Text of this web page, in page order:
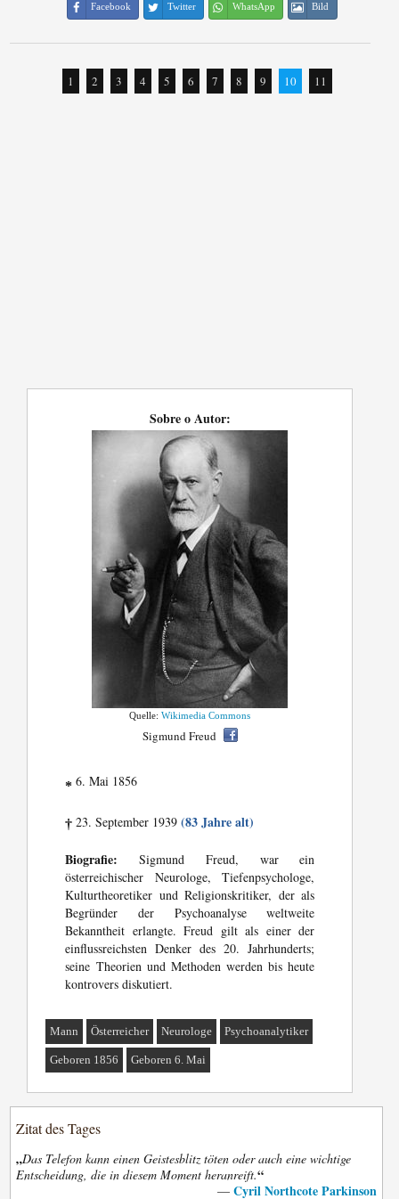
Facebook Twitter WhatsApp Bild
1 2 3 4 5 6 7 8 9 10 11
Sobre o Autor:
Quelle:Wikimedia Commons
Sigmund Freud
* 6. Mai 1856
† 23. September 1939(83 Jahre alt)
Biografie: Sigmund Freud, war ein
österreichischer Neurologe, Tiefenpsychologe,
Kulturtheoretiker und Religionskritiker, der als
Begründer der Psychoanalyse weltweite
Bekanntheit erlangte. Freud gilt als einer der
einflussreichsten Denker des 20. Jahrhunderts;
seine Theorien und Methoden werden bis heute
kontrovers diskutiert.
Mann Österreicher Neurologe Psychoanalytiker
Geboren 1856 Geboren 6. Mai
Zitat des Tages
„Das Telefon kann einen Geistesblitz töten oder auch eine wichtige
Entscheidung, die in diesem Moment heranreift.“
— Cyril Northcote Parkinson